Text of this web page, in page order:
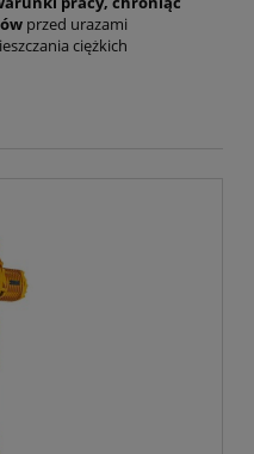
przed urazami
ciężkich